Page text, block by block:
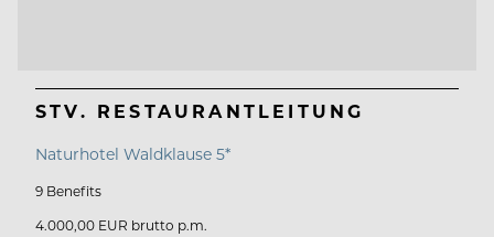
STV. RESTAURANTLEITUNG
Naturhotel Waldklause 5*
9 Benefits
4.000,00 EUR brutto p.m.